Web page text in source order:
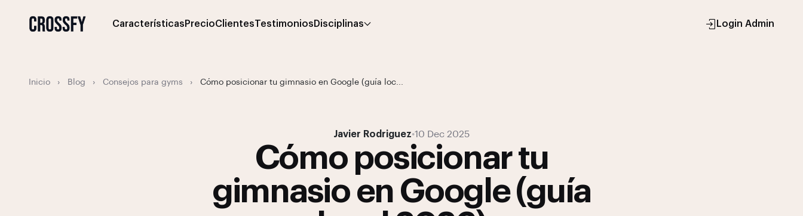
Características PrecioClientesTestimonios Disciplinas Login Admin
Inicio › Blog › Consejos para gyms › Cómo posicionar tu gimnasio en Google (guía loc...
Javier Rodriguez•10 Dec 2025
Cómo posicionar tu
gimnasio en Google (guía